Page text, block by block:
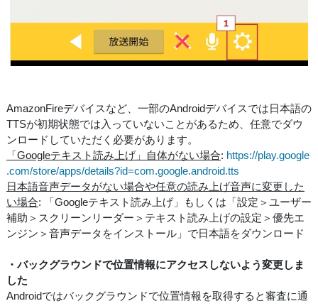
AmazonFireデバイスなど、一部のAndroidデバイスでは日本語の
TTSが初期状態では入っていないことがあるため、任意でダウ
ンロードしていただく必要があります。
「Googleテキスト読み上げ」自体がない場合: https://play.google
.com/store/apps/details?id=com.google.android.tts
日本語音声データがない場合や任意の読み上げ音声に変更した
い場合: 「Googleテキスト読み上げ」もしくは「設定＞ユーザー
補助＞スクリーンリーダー＞テキスト読み上げの設定＞優先エ
ンジン＞音声データをインストール」で日本語をダウンロード
・バックグラウンドで位置情報にアクセスしないよう変更しま
した
Androidではバックグラウンドで位置情報を取得すると審査に通